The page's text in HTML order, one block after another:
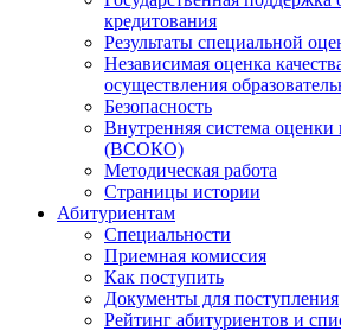
кредитования
Результаты специальной
Независимая оценка
осуществления
Безопасность
Внутренняя система оценки
(ВСОКО)
Методическая работа
Страницы истории
Абитуриентам
Специальности
Приемная комиссия
Как поступить
Документы для поступления
Рейтинг абитуриентов и